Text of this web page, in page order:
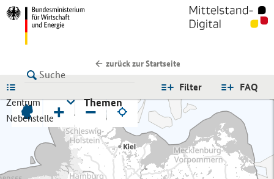
zurück zur Startseite
FAQ
Filter
Zentrum
Nebenstelle
Themen
+ −